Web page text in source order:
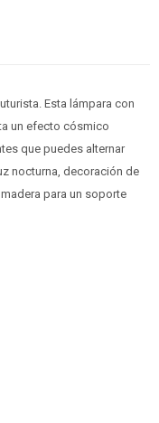
Esta lámpara con
un efecto cósmico
que puedes alternar
nocturna, decoración de
para un soporte